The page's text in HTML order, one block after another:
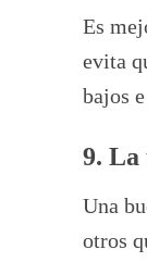
Es
evita
bajos
9. La
Una
otros